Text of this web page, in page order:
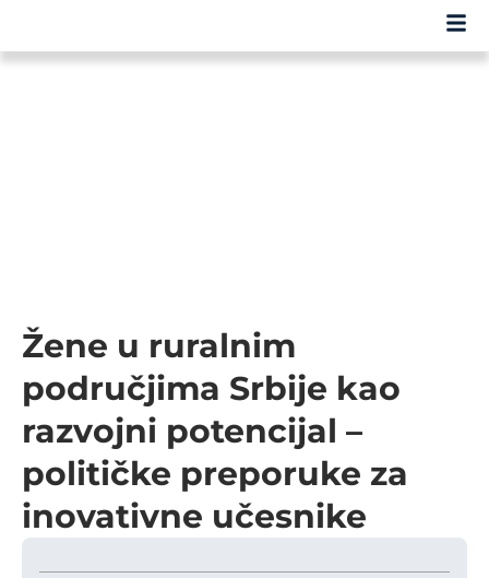
Žene u ruralnim
područjima Srbije kao
razvojni potencijal –
političke preporuke za
inovativne učesnike